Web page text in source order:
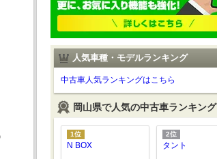
人気車種・モデルランキング
中古車人気ランキングはこちら
岡山県で人気の中古車ランキング
1位
N BOX
2位
タント